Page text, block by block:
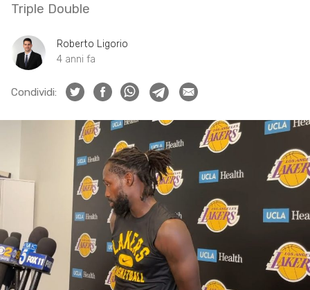
Triple Double
Roberto Ligorio
4 anni fa
Condividi: